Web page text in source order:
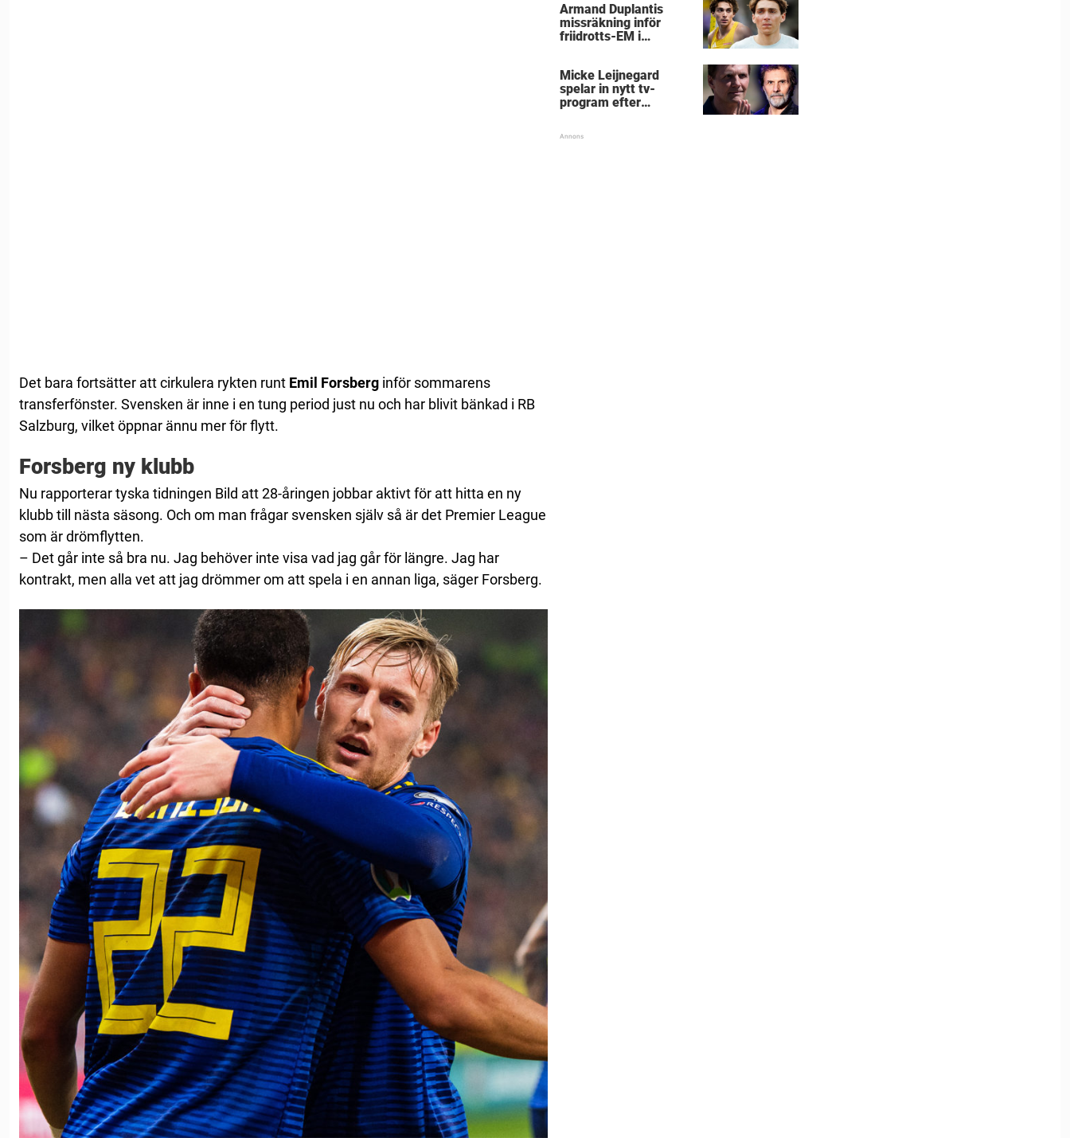
Det bara fortsätter att cirkulera rykten runt Emil Forsberg inför sommarens
transferfönster. Svensken är inne i en tung period just nu och har blivit bänkad i RB
Salzburg, vilket öppnar ännu mer för flytt.
Forsberg ny klubb
Nu rapporterar tyska tidningen Bild att 28-åringen jobbar aktivt för att hitta en ny
klubb till nästa säsong. Och om man frågar svensken själv så är det Premier League
som är drömflytten.
– Det går inte så bra nu. Jag behöver inte visa vad jag går för längre. Jag har
kontrakt, men alla vet att jag drömmer om att spela i en annan liga, säger Forsberg.
Armand Duplantis
missräkning inför
friidrotts-EM i
Micke Leijnegard
spelar in nytt tv-
program efter